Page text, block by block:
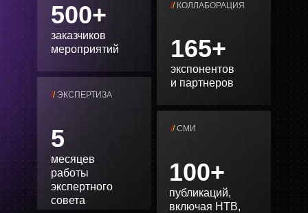
заказчиков
мероприятий
месяцев
работы
экспертного
совета
экспонентов
и партнеров
публикаций,
включая НТВ,
500+
5
165+
100+
// КОЛЛАБОРАЦИЯ
// ЭКСПЕРТИЗА
//СМИ